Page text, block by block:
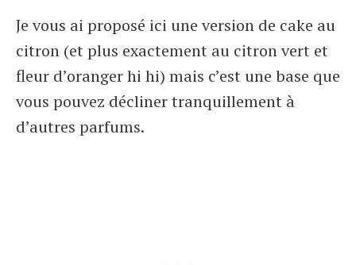
Je vous ai proposé ici une version de cake au
citron (et plus exactement au citron vert et
fleur d’oranger hi hi) mais c’est une base que
vous pouvez décliner tranquillement à
d’autres parfums.